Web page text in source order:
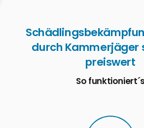
durch Kammerjäger
preiswert
So funktioniert´s